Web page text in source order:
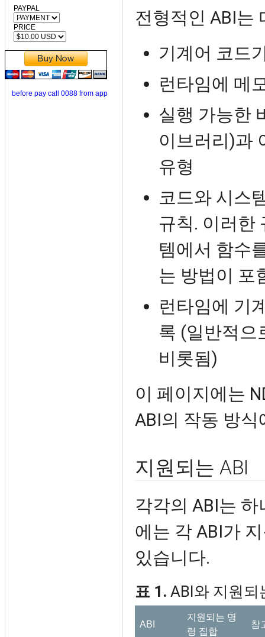
PAYPAL
PRICE
before pay call 0088 from app
전형적인 ABI는
기계어 코드
런타임에 메
실행 가능한
이브러리)과
유형
코드와 시스
규칙. 이러한
템에서 함수
는 방법이 포
런타임에 기
록 (일반적으
비롯됨)
이 페이지에는
ABI의 작동 방
지원되는 ABI
각각의 ABI는
에는 각 ABI가
있습니다.
표 1. ABI와 지원되
ABI
지원되는 명
령 집합
참